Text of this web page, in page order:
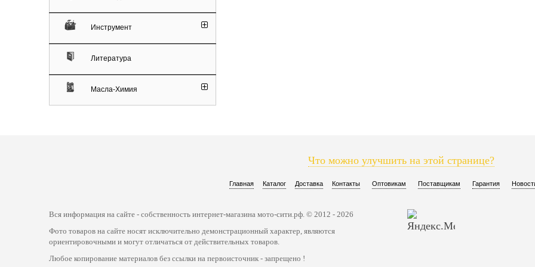
Инструмент
Литература
Масла-Химия
Что можно улучшить на этой странице?
Главная Каталог Доставка Контакты Оптовикам Поставщикам Гарантия
Вся информация на сайте - собственность интернет-магазина мото-сити.рф. © 2012 - 2026
Фото товаров на сайте носят исключительно демонстрационный характер, являются
ориентировочными и могут отличаться от действительных товаров.
Любое копирование материалов без ссылки на первоисточник - запрещено !